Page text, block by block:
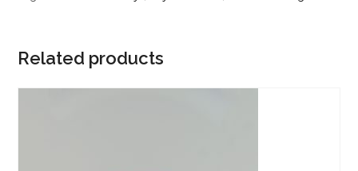
Related products